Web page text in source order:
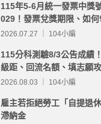
115年5-6月統一發票中獎
029！發票兌獎期限、如
2026.07.27 ｜ 104小編
115分科測驗8/3公告成績
級距、回流名額、填志願
分析
2026.08.03 ｜ 104小編
雇主若拒絕勞工「自提退
滯納金